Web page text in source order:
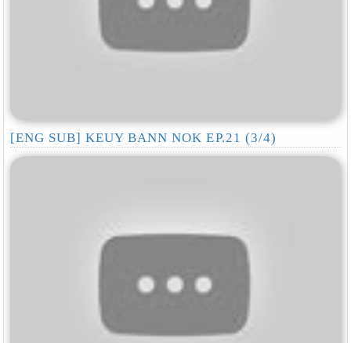
[ENG SUB] KEUY BANN NOK EP.21 (3/4)